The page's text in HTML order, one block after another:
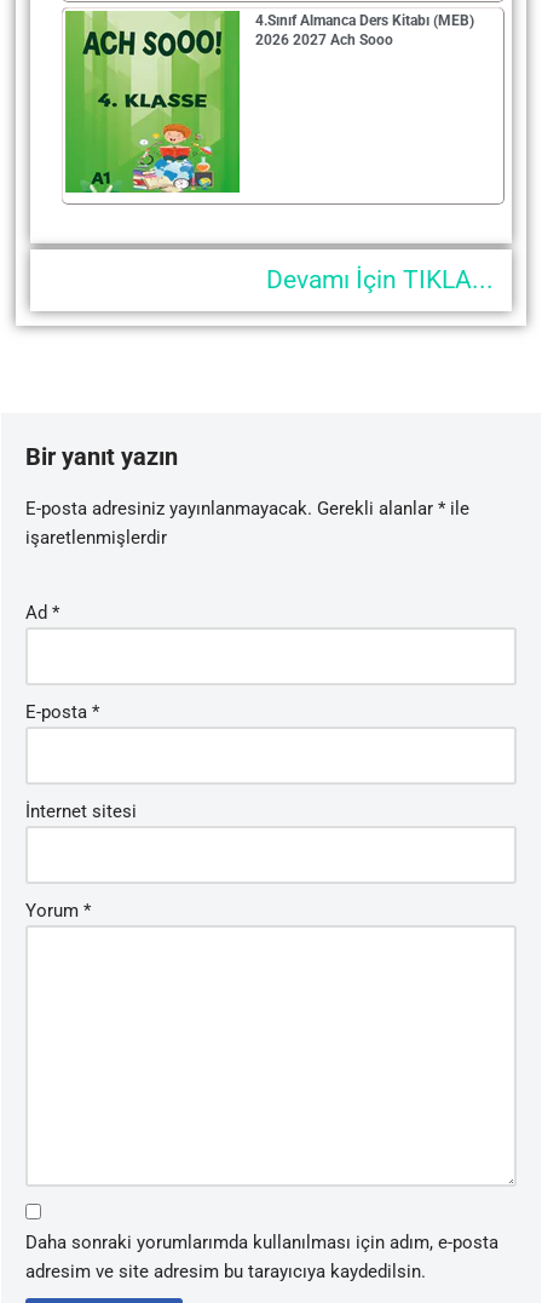
4.Sınıf Almanca Ders Kitabı (MEB)
2026 2027 Ach Sooo
Devamı İçin TIKLA...
Bir yanıt yazın
E-posta adresiniz yayınlanmayacak. Gerekli alanlar *ile
işaretlenmişlerdir
Ad *
E-posta *
İnternet sitesi
Yorum *
Daha sonraki yorumlarımda kullanılması için adım, e-posta
adresim ve site adresim bu tarayıcıya kaydedilsin.